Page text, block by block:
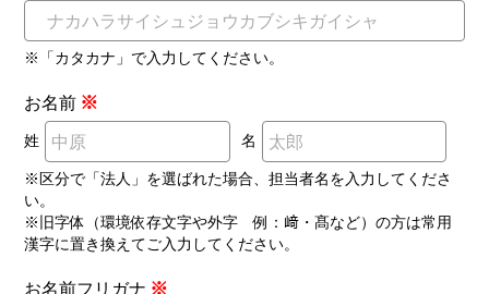
※「カタカナ」で入力してください。
お名前 ※
姓 名
※区分で「法人」を選ばれた場合、担当者名を入力してくださ
い。
※旧字体（環境依存文字や外字 例：﨑・髙など）の方は常用
漢字に置き換えてご入力してください。
お名前フリガナ ※